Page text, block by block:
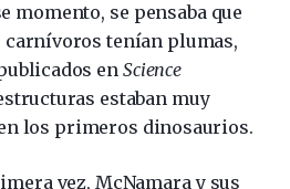
momento, se pensaba que
tenían plumas,
enScience
estaban muy
los primeros dinosaurios.
vez, McNamara y sus